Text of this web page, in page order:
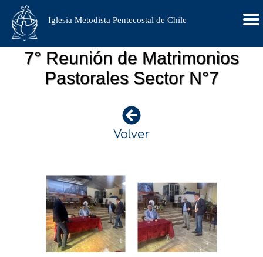
Iglesia Metodista Pentecostal de Chile
7° Reunión de Matrimonios
Pastorales Sector N°7
Volver